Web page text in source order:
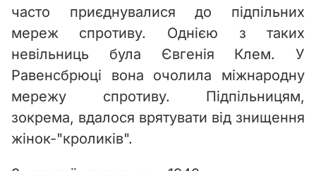
часто приєднувалися до підпільних
мереж спротиву. Однією з таких
невільниць була Євгенія Клем. У
Равенсбрюці вона очолила міжнародну
мережу спротиву. Підпільницям,
зокрема, вдалося врятувати від знищення
жінок-"кроликів".